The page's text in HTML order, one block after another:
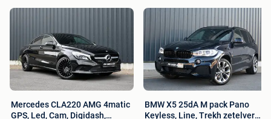
Mercedes CLA220 AMG 4matic
GPS, Led, Cam, Digidash,
BMW X5 25dA M pack Pano
Keyless, Line, Trekh zetelverw